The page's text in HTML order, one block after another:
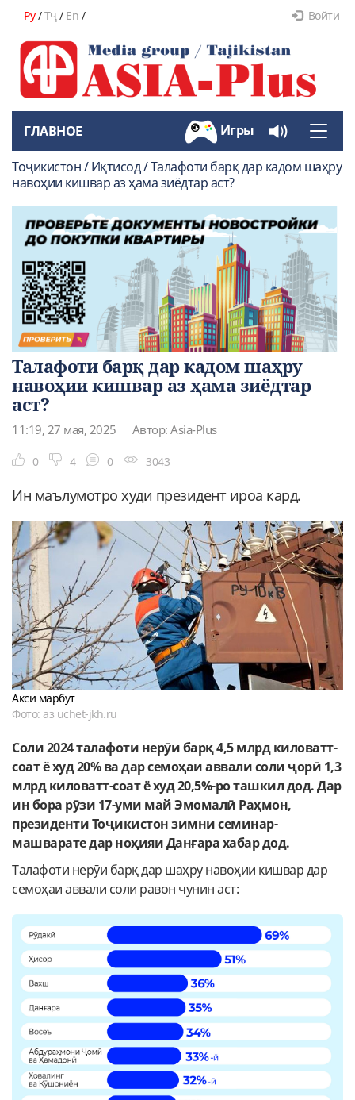
Ру/Тҷ/ En / Войти
Toggle
ГЛАВНОЕ Игры
Тоҷикистон / Иқтисод / Талафоти барқ дар кадом шаҳру
навоҳии кишвар аз ҳама зиёдтар аст?
Талафоти барқ дар кадом шаҳру
навоҳии кишвар аз ҳама зиёдтар
аст?
11:19, 27 мая, 2025 Автор: Asia-Plus
0 4 0 3043
Ин маълумотро худи президент ироа кард.
Акси марбут
Фото: аз uchet-jkh.ru
Соли 2024 талафоти нерӯи барқ 4,5 млрд киловатт-
соат ё худ 20% ва дар семоҳаи аввали соли ҷорӣ 1,3
млрд киловатт-соат ё худ 20,5%-ро ташкил дод. Дар
ин бора рӯзи 17-уми май Эмомалӣ Раҳмон,
президенти Тоҷикистон зимни семинар-
машварате дар ноҳияи Данғара хабар дод.
Талафоти нерӯи барқ дар шаҳру навоҳии кишвар дар
семоҳаи аввали соли равон чунин аст: